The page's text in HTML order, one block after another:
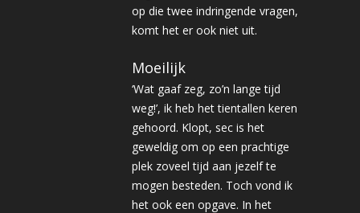
op die twee indringende vragen,
komt het er ook niet uit.
Moeilijk
‘Wat gaaf zeg, zo’n lange tijd
weg!’, ik heb het tientallen keren
gehoord. Klopt, sec is het
geweldig om op een prachtige
plek zoveel tijd aan jezelf te
mogen besteden. Toch vond ik
het ook een opgave. In het